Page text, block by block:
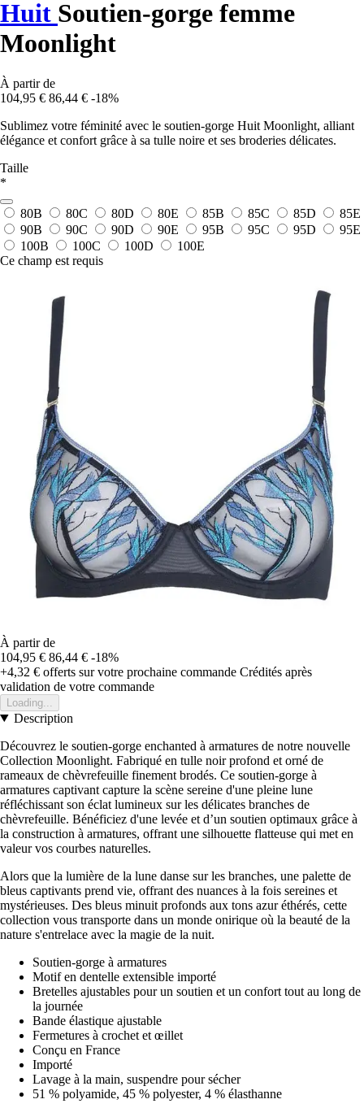
Huit Soutien-gorge femme
Moonlight
À partir de
104,95 € 86,44 € -18%
Sublimez votre féminité avec le soutien-gorge Huit Moonlight, alliant
élégance et confort grâce à sa tulle noire et ses broderies délicates.
Taille
*
80B 80C 80D 80E 85B 85C 85D
85E
90B
90C 90D 90E 95B 95C 95D
95E
100B
100C 100D
100E
Ce champ est requis
À partir de
104,95 € 86,44 € -18%
+4,32 € offerts sur votre prochaine commande Crédités après
validation de votre commande
Loading...
Description
Découvrez le soutien-gorge enchanted à armatures de notre nouvelle
Collection Moonlight. Fabriqué en tulle noir profond et orné de
rameaux de chèvrefeuille finement brodés. Ce soutien-gorge à
armatures captivant capture la scène sereine d'une pleine lune
réfléchissant son éclat lumineux sur les délicates branches de
chèvrefeuille. Bénéficiez d'une levée et d’un soutien optimaux grâce à
la construction à armatures, offrant une silhouette flatteuse qui met en
valeur vos courbes naturelles.
Alors que la lumière de la lune danse sur les branches, une palette de
bleus captivants prend vie, offrant des nuances à la fois sereines et
mystérieuses. Des bleus minuit profonds aux tons azur éthérés, cette
collection vous transporte dans un monde onirique où la beauté de la
nature s'entrelace avec la magie de la nuit.
Soutien-gorge à armatures
Motif en dentelle extensible importé
Bretelles ajustables pour un soutien et un confort tout au long de
la journée
Bande élastique ajustable
Fermetures à crochet et œillet
Conçu en France
Importé
Lavage à la main, suspendre pour sécher
51 % polyamide, 45 % polyester, 4 % élasthanne